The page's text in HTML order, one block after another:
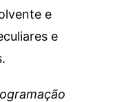
e
e